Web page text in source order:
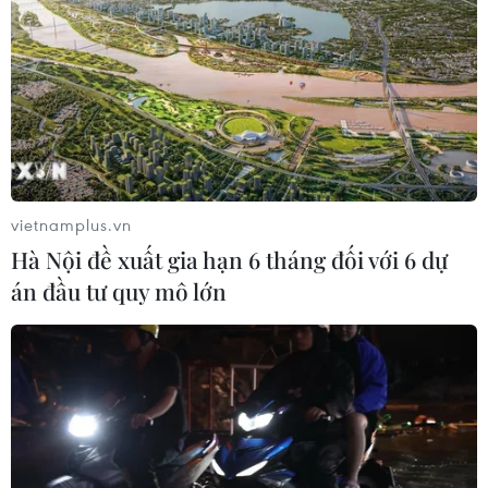
Tổng Biên tập: TRẦN TIẾN DUẨN
Phó Tổng Biên tập: NGUYỄN THỊ TÁM, KHÚC THANH
THỦY
Sở hữu trí tuệ
Quy định sử dụng
RSS
Hỗ trợ
Ngôn ngữ
Dịch vụ tin
Quảng cáo
Giấy phép số: 1374/GP-BTTTT do Bộ Thông tin và Truyền thông
cấp ngày 11/9/2008.
Quảng cáo: Phó TBT Nguyễn Thị Tám: 093.5958688, Email:
vietnamplus.vn
Hà Nội đề xuất gia hạn 6 tháng đối với 6 dự
án đầu tư quy mô lớn